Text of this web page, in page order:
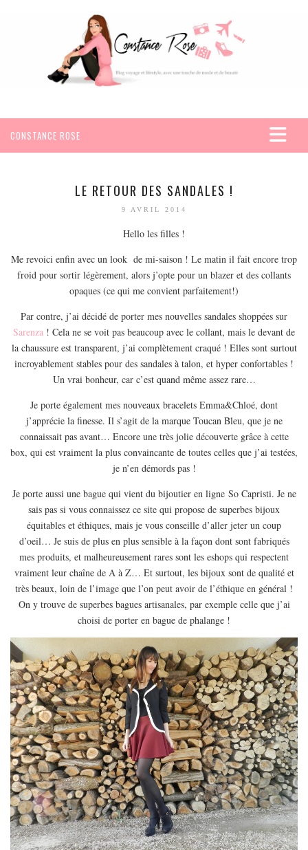
CONSTANCE ROSE
AMÉRIQUE
MEXIQUE
EUROPE
ESPAGNE
FRANCE
GRÈCE
HONGRIE
ITALIE
PAYS BAS
RÉPUBLIQUE TCHÈQUE
OCÉANIE
AUSTRALIE
ARTICLES PRATIQUES
YOGA
MON PROGRAMME DE YOGA EN LIGNE
AUTRES CATÉGORIES
BEAUTÉ
DIVERSES BOX
DIY
LIFESTYLE
ME CONTACTER
A PROPOS
PARUTIONS ET PARTENARIATS
LE RETOUR DES SANDALES !
9 AVRIL 2014
Hello les filles !
Me revoici enfin avec un look de mi-saison ! Le matin il fait encore trop
froid pour sortir légèrement, alors j’opte pour un blazer et des collants
opaques (ce qui me convient parfaitement!)
Par contre, j’ai décidé de porter mes nouvelles sandales shoppées sur
Sarenza ! Cela ne se voit pas beaucoup avec le collant, mais le devant de
la chaussure est transparent, j’ai complètement craqué ! Elles sont surtout
incroyablement stables pour des sandales à talon, et hyper confortables !
Un vrai bonheur, car c’est quand même assez rare…
Je porte également mes nouveaux bracelets Emma&Chloé, dont
j’apprécie la finesse. Il s’agit de la marque Toucan Bleu, que je ne
connaissait pas avant… Encore une très jolie découverte grâce à cette
box, qui est vraiment la plus convaincante de toutes celles que j’ai testées,
je n’en démords pas !
Je porte aussi une bague qui vient du bijoutier en ligne So Capristi. Je ne
sais pas si vous connaissez ce site qui propose de superbes bijoux
équitables et éthiques, mais je vous conseille d’aller jeter un coup
d’oeil… Je suis de plus en plus sensible à la façon dont sont fabriqués
mes produits, et malheureusement rares sont les eshops qui respectent
vraiment leur chaîne de A à Z… Et surtout, les bijoux sont de qualité et
très beaux, loin de l’image que l’on peut avoir de l’éthique en général !
On y trouve de superbes bagues artisanales, par exemple celle que j’ai
choisi de porter en bague de phalange !